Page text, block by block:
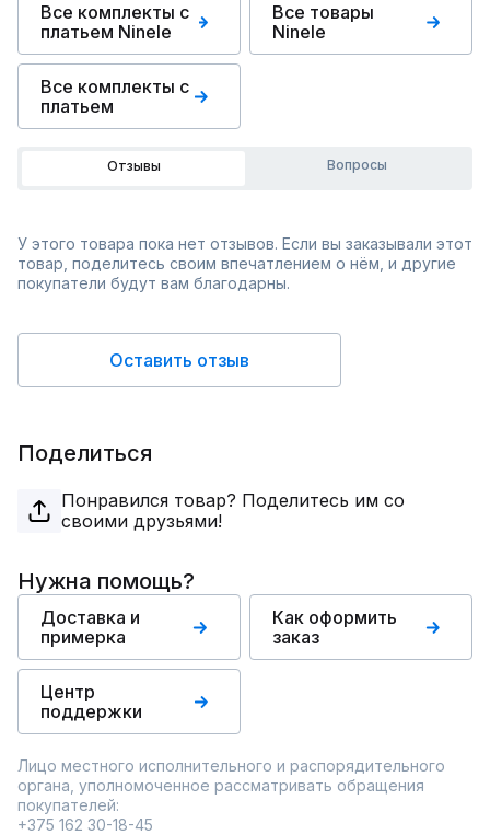
Все комплекты с
платьем Ninele
Все товары
Ninele
Все комплекты с
платьем
Отзывы Вопросы
У этого товара пока нет отзывов. Если вы заказывали этот
товар, поделитесь своим впечатлением о нём, и другие
покупатели будут вам благодарны.
Оставить отзыв
Поделиться
Понравился товар? Поделитесь им со
своими друзьями!
Нужна помощь?
Доставка и
примерка
Как оформить
заказ
Центр
поддержки
Лицо местного исполнительного и распорядительного
органа, уполномоченное рассматривать обращения
покупателей:
+375 162 30-18-45